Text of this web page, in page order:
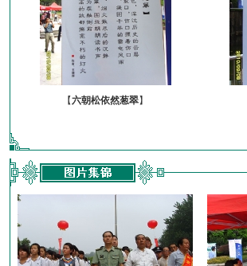
【六朝松依然葱翠】